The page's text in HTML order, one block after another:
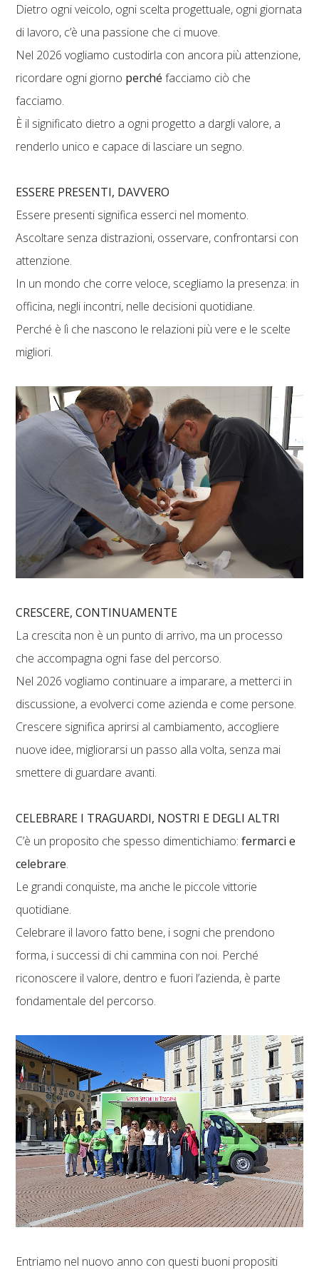
Dietro ogni veicolo, ogni scelta progettuale, ogni giornata
di lavoro, c’è una passione che ci muove.
Nel 2026 vogliamo custodirla con ancora più attenzione,
ricordare ogni giorno perché facciamo ciò che
facciamo.
È il significato dietro a ogni progetto a dargli valore, a
renderlo unico e capace di lasciare un segno.
ESSERE PRESENTI, DAVVERO
Essere presenti significa esserci nel momento.
Ascoltare senza distrazioni, osservare, confrontarsi con
attenzione.
In un mondo che corre veloce, scegliamo la presenza: in
officina, negli incontri, nelle decisioni quotidiane.
Perché è lì che nascono le relazioni più vere e le scelte
migliori.
CRESCERE, CONTINUAMENTE
La crescita non è un punto di arrivo, ma un processo
che accompagna ogni fase del percorso.
Nel 2026 vogliamo continuare a imparare, a metterci in
discussione, a evolverci come azienda e come persone.
Crescere significa aprirsi al cambiamento, accogliere
nuove idee, migliorarsi un passo alla volta, senza mai
smettere di guardare avanti.
CELEBRARE I TRAGUARDI, NOSTRI E DEGLI ALTRI
C’è un proposito che spesso dimentichiamo:fermarci e
celebrare.
Le grandi conquiste, ma anche le piccole vittorie
quotidiane.
Celebrare il lavoro fatto bene, i sogni che prendono
forma, i successi di chi cammina con noi. Perché
riconoscere il valore, dentro e fuori l’azienda, è parte
fondamentale del percorso.
Entriamo nel nuovo anno con questi buoni propositi